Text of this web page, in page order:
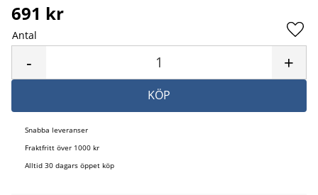
691 kr
Antal
+
-
KÖP
Snabba leveranser
Fraktfritt över 1000 kr
Alltid 30 dagars öppet köp